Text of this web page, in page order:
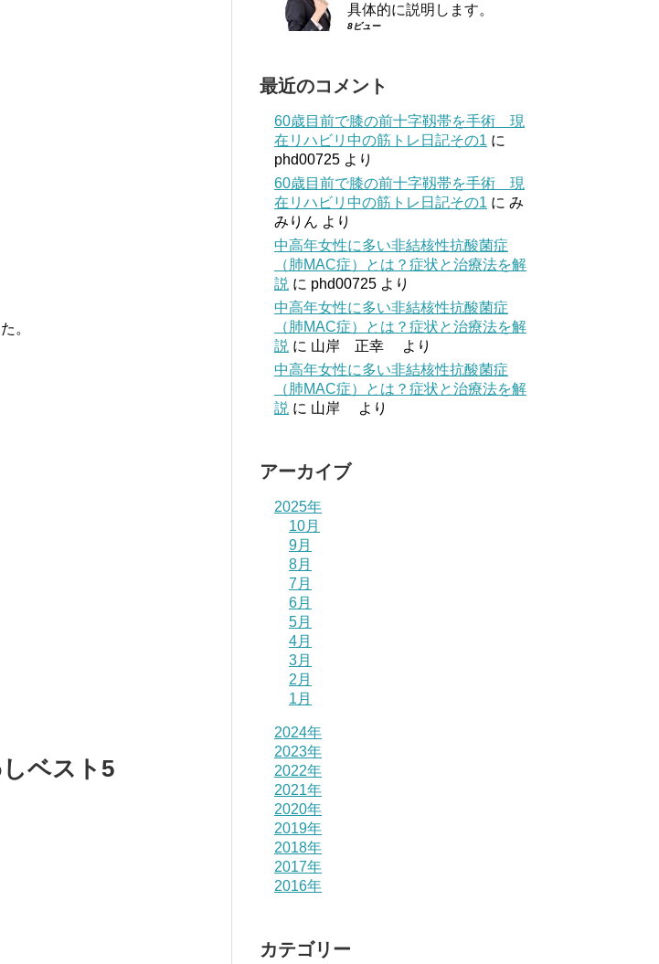
。
ベスト5
具体的に説明します。
8ビュー
最近のコメント
60歳目前で膝の前十字靱帯を手術 現
在リハビリ中の筋トレ日記その1 に
phd00725 より
60歳目前で膝の前十字靱帯を手術 現
在リハビリ中の筋トレ日記その1 に み
みりん より
中高年女性に多い非結核性抗酸菌症
（肺MAC症）とは？症状と治療法を解
説 に phd00725 より
中高年女性に多い非結核性抗酸菌症
（肺MAC症）とは？症状と治療法を解
説 に 山岸 正幸
より
中高年女性に多い非結核性抗酸菌症
（肺MAC症）とは？症状と治療法を解
説 に 山岸 より
アーカイブ
2025年
10月
9月
8月
7月
6月
5月
4月
3月
2月
1月
2024年
2023年
2022年
2021年
2020年
2019年
2018年
2017年
2016年
カテゴリー